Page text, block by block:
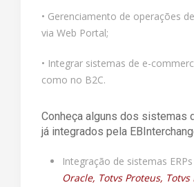
• Gerenciamento de operações
via Web Portal;
• Integrar sistemas de e-
como no B2C.
Conheça alguns dos sistemas
já integrados pela
Integração de sistemas
Oracle, Totvs Proteus, Totvs